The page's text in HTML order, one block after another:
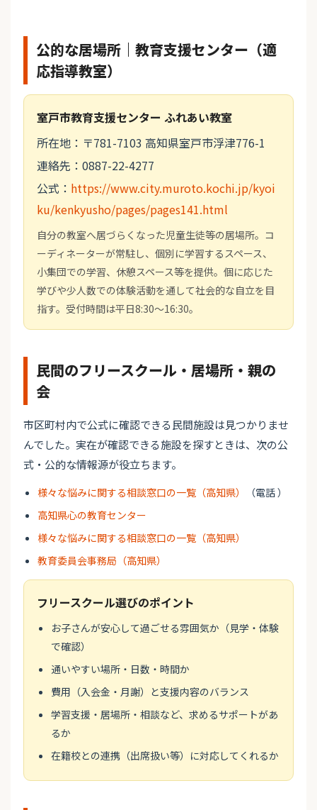
公的な居場所｜教育支援センター（適
応指導教室）
室戸市教育支援センター ふれあい教室
所在地：〒781-7103 高知県室戸市浮津776-1
連絡先：0887-22-4277
公式： https://www.city.muroto.kochi.jp/kyoi
ku/kenkyusho/pages/pages141.html
自分の教室へ居づらくなった児童生徒等の居場所。コ
ーディネーターが常駐し、個別に学習するスペース、
小集団での学習、休憩スペース等を提供。個に応じた
学びや少人数での体験活動を通して社会的な自立を目
指す。受付時間は平日8:30～16:30。
民間のフリースクール・居場所・親の
会
市区町村内で公式に確認できる民間施設は見つかりませ
んでした。実在が確認できる施設を探すときは、次の公
式・公的な情報源が役立ちます。
様々な悩みに関する相談窓口の一覧（高知県）
（電話 ）
高知県心の教育センター
様々な悩みに関する相談窓口の一覧（高知県）
教育委員会事務局（高知県）
フリースクール選びのポイント
お子さんが安心して過ごせる雰囲気か（見学・体験
で確認）
通いやすい場所・日数・時間か
費用（入会金・月謝）と支援内容のバランス
学習支援・居場所・相談など、求めるサポートがあ
るか
在籍校との連携（出席扱い等）に対応してくれるか